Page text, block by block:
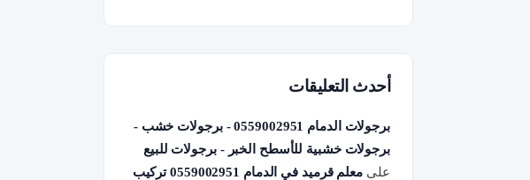
أحدث التعليقات
برجولات الدمام 0559002951 - برجولات خشب -
برجولات خشبية للأسطح الخبر - برجولات للبيع
على
معلم قرميد في الدمام 0559002951 تركيب